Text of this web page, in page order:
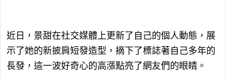
近日，景甜在社交媒體上更新了自己的個人動態，展
示了她的新披肩短發造型，摘下了標誌著自己多年的
長發，這一波好奇心的高漲點亮了網友們的眼睛。